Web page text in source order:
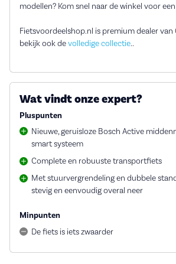
modellen? Kom snel naar de winkel voor
Fietsvoordeelshop.nl is premium dealer van
bekijk ook devolledige collectie..
Wat vindt onze expert?
Pluspunten
Nieuwe, geruisloze Bosch Active
smart systeem
Complete en robuuste transportfiets
Met stuurvergrendeling en dubbele
stevig en eenvoudig overal neer
Minpunten
De fiets is iets zwaarder